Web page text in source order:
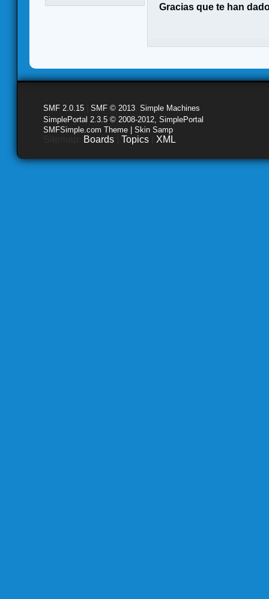
Gracias que te han
SMF 2.0.15 SMF © 2013 Simple Machines
SimplePortal 2.3.5 © 2008-2012, SimplePortal
SMFSimple.com Theme | Skin Samp
Boards Topics XML